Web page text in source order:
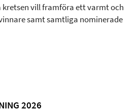
kretsen vill framföra ett varmt och
samt samtliga nominerade
2026